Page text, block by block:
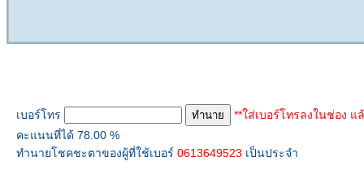
เบอร์โทร
**ใส่เบอร์โทรลงในช่อง แ
คะแนนที่ได้ 78.00 %
ทำนายโชคชะตาของผู้ที่ใช้เบอร์ 0613649523 เป็นประจำ